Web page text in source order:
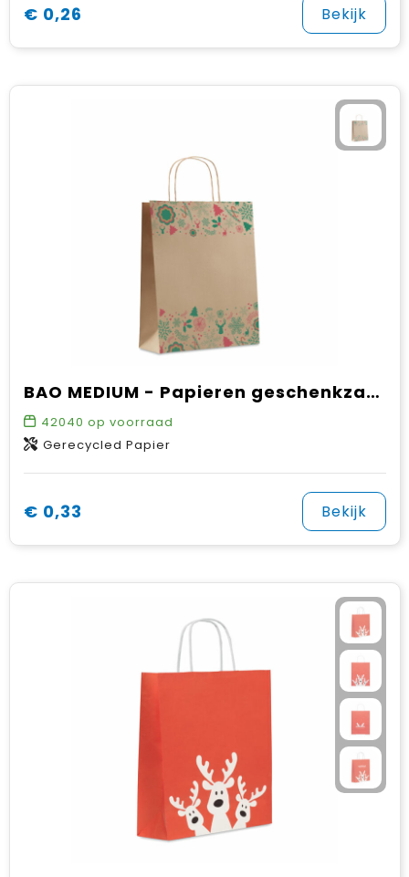
€ 0,26 Bekijk
BAO MEDIUM - Papieren geschenkzakje medium
42040 op voorraad
Gerecycled Papier
€ 0,33 Bekijk